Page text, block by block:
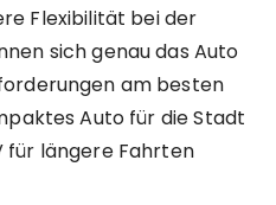
Flexibilität bei der
sich genau das Auto
am besten
Auto für die Stadt
für längere Fahrten